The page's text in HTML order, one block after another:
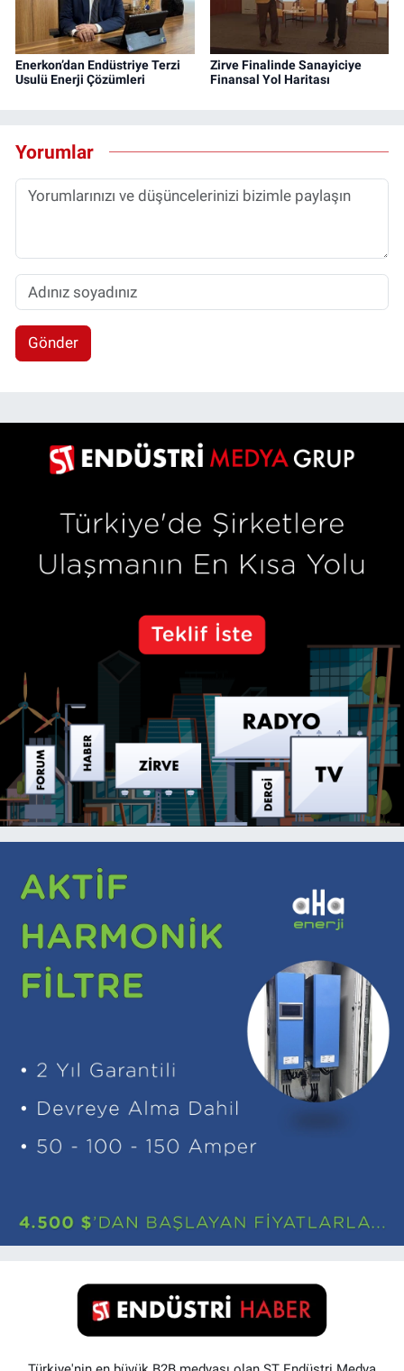
Enerkon’dan Endüstriye Terzi
Usulü Enerji Çözümleri
Zirve Finalinde Sanayiciye
Finansal Yol Haritası
Yorumlar
Gönder